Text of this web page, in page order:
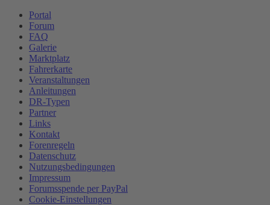
Portal
Forum
FAQ
Galerie
Marktplatz
Fahrerkarte
Veranstaltungen
Anleitungen
DR-Typen
Partner
Links
Kontakt
Forenregeln
Datenschutz
Nutzungsbedingungen
Impressum
Forumsspende per PayPal
Cookie-Einstellungen